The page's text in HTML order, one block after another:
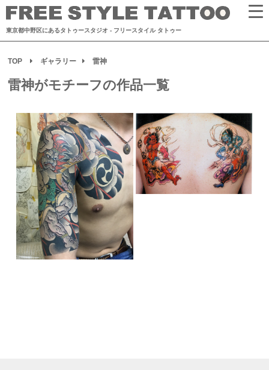
東京都中野区にあるタトゥースタジオ - フリースタイル タトゥー
TOP ギャラリー 雷神
雷神がモチーフの作品一覧